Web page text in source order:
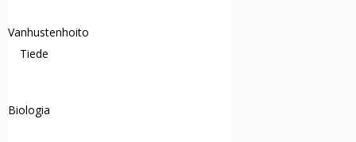
Vanhustenhoito
Tiede
Biologia